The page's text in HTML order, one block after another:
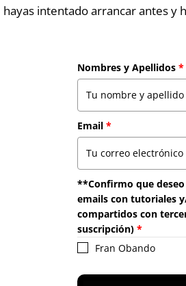
intentado arrancar antes y
Nombres y Apellidos*
Email*
**Confirmo que
emails con tutoriales
compartidos con
suscripción)*
Fran Obando